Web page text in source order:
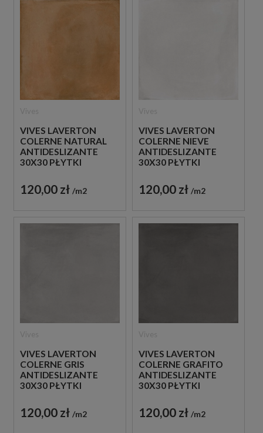
VIVES LAVERTON
COLERNE NATURAL
ANTIDESLIZANTE
30X30 PŁYTKI
GRESOWE
120,00 zł m2
VIVES LAVERTON
COLERNE NIEVE
ANTIDESLIZANTE
30X30 PŁYTKI
GRESOWE
120,00 zł m2
VIVES LAVERTON
COLERNE GRIS
ANTIDESLIZANTE
30X30 PŁYTKI
GRESOWE
120,00 zł m2
VIVES LAVERTON
COLERNE GRAFITO
ANTIDESLIZANTE
30X30 PŁYTKI
GRESOWE
120,00 zł m2